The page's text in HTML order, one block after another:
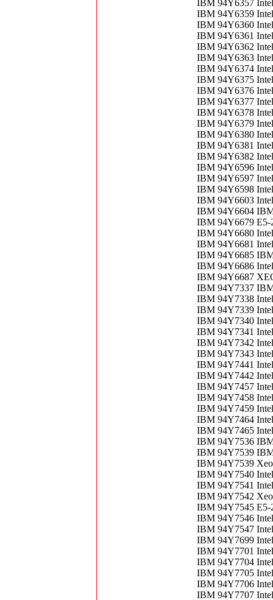
IBM 94Y6357
IBM 94Y6359
IBM 94Y6360
IBM 94Y6361
IBM 94Y6362
IBM 94Y6363
IBM 94Y6374
IBM 94Y6375
IBM 94Y6376
IBM 94Y6377
IBM 94Y6378
IBM 94Y6379
IBM 94Y6380
IBM 94Y6381
IBM 94Y6382
IBM 94Y6596
IBM 94Y6597
IBM 94Y6598
IBM 94Y6603
IBM 94Y6604
IBM 94Y6679
IBM 94Y6680
IBM 94Y6681
IBM 94Y6685
IBM 94Y6686
IBM 94Y6687
IBM 94Y7337
IBM 94Y7338
IBM 94Y7339
IBM 94Y7340
IBM 94Y7341
IBM 94Y7342
IBM 94Y7343
IBM 94Y7441
IBM 94Y7442
IBM 94Y7457
IBM 94Y7458
IBM 94Y7459
IBM 94Y7464
IBM 94Y7465
IBM 94Y7536
IBM 94Y7539
IBM 94Y7539
IBM 94Y7540
IBM 94Y7541
IBM 94Y7542
IBM 94Y7545
IBM 94Y7546
IBM 94Y7547
IBM 94Y7699
IBM 94Y7701
IBM 94Y7704
IBM 94Y7705
IBM 94Y7706
IBM 94Y7707